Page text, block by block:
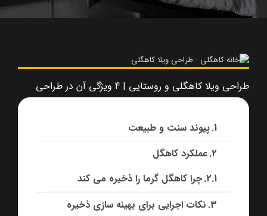
طراحی ویلا کاهگلی و روستایی | 4 ویژگی آن در طراحی
پیوند سنت و طبیعت
عملکرد کاهگل
چرا کاهگل گرما را ذخیره می کند
نکات اجرایی برای بهینه سازی ذخیره